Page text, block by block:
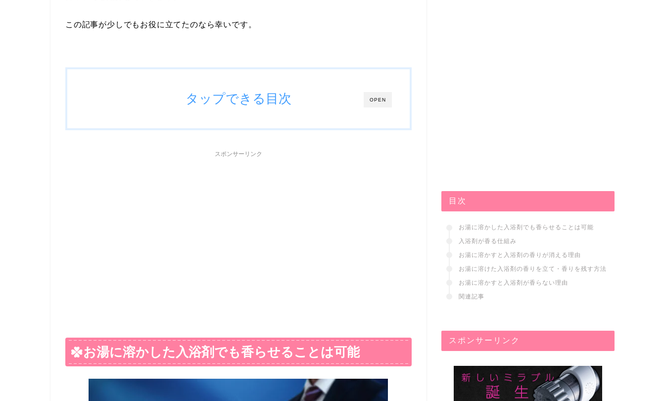
この記事が少しでもお役に立てたのなら幸いです。
OPEN
タップできる目次
スポンサーリンク
お湯に溶かした入浴剤でも香らせることは可能
目次
お湯に溶かした入浴剤でも香らせることは可能
入浴剤が香る仕組み
お湯に溶かすと入浴剤の香りが消える理由
お湯に溶けた入浴剤の香りを立て・香りを残す方法
お湯に溶かすと入浴剤が香らない理由
関連記事
スポンサーリンク